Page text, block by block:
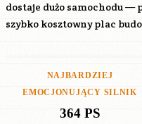
dostaje dużo samochodu
szybko kosztowny plac
NAJBARDZIEJ
EMOCJONUJĄCY SILNIK
364 PS